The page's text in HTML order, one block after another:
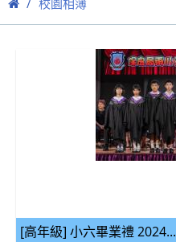
校園相簿
[高年級] 小六畢業禮 2024...